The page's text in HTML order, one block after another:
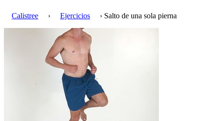
Calistree › Ejercicios › Salto de una sola pierna